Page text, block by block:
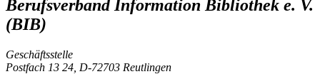
Berufsverband Information Bibliothek e. V.
(BIB)
Geschäftsstelle
Postfach 13 24, D-72703 Reutlingen